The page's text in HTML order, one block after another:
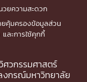
วยความสะดวก
ยคุ้มครองข้อมูลส่วน
ละการใช้คุกกี้
ศวกรรมศาสตร์
งกรณ์มหาวิทยาลัย